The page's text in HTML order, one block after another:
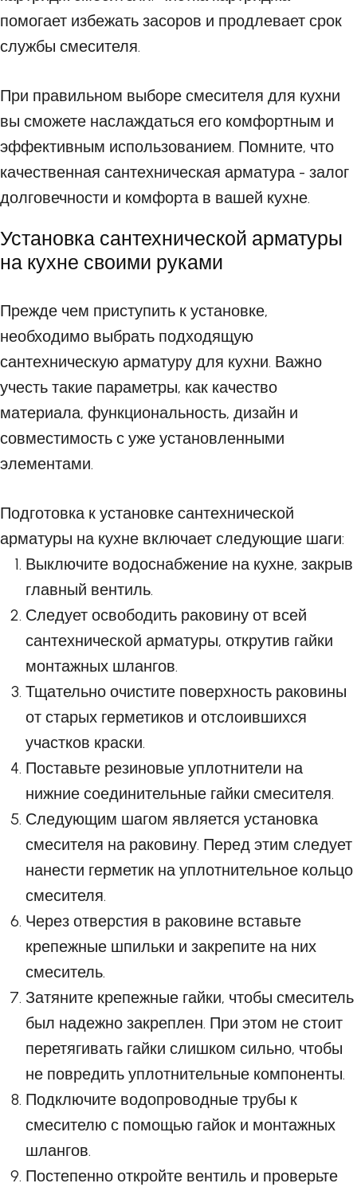
помогает избежать засоров и продлевает срок
службы смесителя.
При правильном выборе смесителя для кухни
вы сможете наслаждаться его комфортным и
эффективным использованием. Помните, что
качественная сантехническая арматура - залог
долговечности и комфорта в вашей кухне.
Установка сантехнической арматуры
на кухне своими руками
Прежде чем приступить к установке,
необходимо выбрать подходящую
сантехническую арматуру для кухни. Важно
учесть такие параметры, как качество
материала, функциональность, дизайн и
совместимость с уже установленными
элементами.
Подготовка к установке сантехнической
арматуры на кухне включает следующие шаги:
Выключите водоснабжение на кухне, закрыв
главный вентиль.
Следует освободить раковину от всей
сантехнической арматуры, открутив гайки
монтажных шлангов.
Тщательно очистите поверхность раковины
от старых герметиков и отслоившихся
участков краски.
Поставьте резиновые уплотнители на
нижние соединительные гайки смесителя.
Следующим шагом является установка
смесителя на раковину. Перед этим следует
нанести герметик на уплотнительное кольцо
смесителя.
Через отверстия в раковине вставьте
крепежные шпильки и закрепите на них
смеситель.
Затяните крепежные гайки, чтобы смеситель
был надежно закреплен. При этом не стоит
перетягивать гайки слишком сильно, чтобы
не повредить уплотнительные компоненты.
Подключите водопроводные трубы к
смесителю с помощью гайок и монтажных
шлангов.
Постепенно откройте вентиль и проверьте